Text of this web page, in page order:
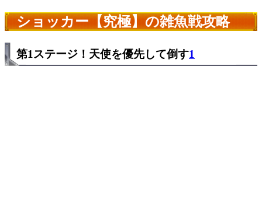
ショッカー【究極】の雑魚戦攻略
第1ステージ！天使を優先して倒す1